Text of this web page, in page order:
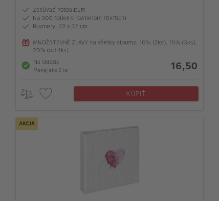
Zasúvací fotoalbum
Na 300 fotiek s rozmerom 10x15cm
Rozmery: 22 x 32 cm
MNOŽSTEVNÉ ZĽAVY na všetky albumy: 10% (2ks), 15% (3ks),
20% (od 4ks)
Na sklade
Menej ako 3 ks 16,50
KÚPIŤ
AKCIA